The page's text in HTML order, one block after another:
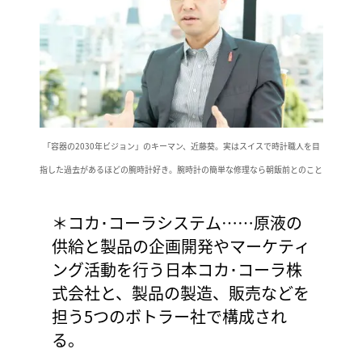
「容器の2030年ビジョン」のキーマン、近藤葵。実はスイスで時計職人を目
指した過去があるほどの腕時計好き。腕時計の簡単な修理なら朝飯前とのこと
＊コカ･コーラシステム……原液の
供給と製品の企画開発やマーケティ
ング活動を行う日本コカ･コーラ株
式会社と、製品の製造、販売などを
担う5つのボトラー社で構成され
る。